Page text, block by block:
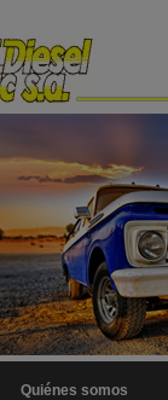
Quiénes somos